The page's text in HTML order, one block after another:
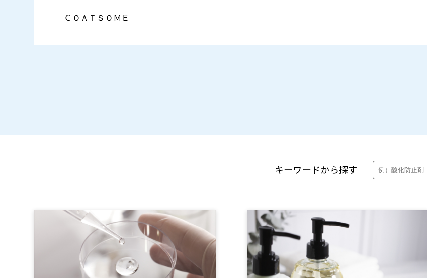
ＣＯＡＴＳＯＭＥ
キーワードから探す